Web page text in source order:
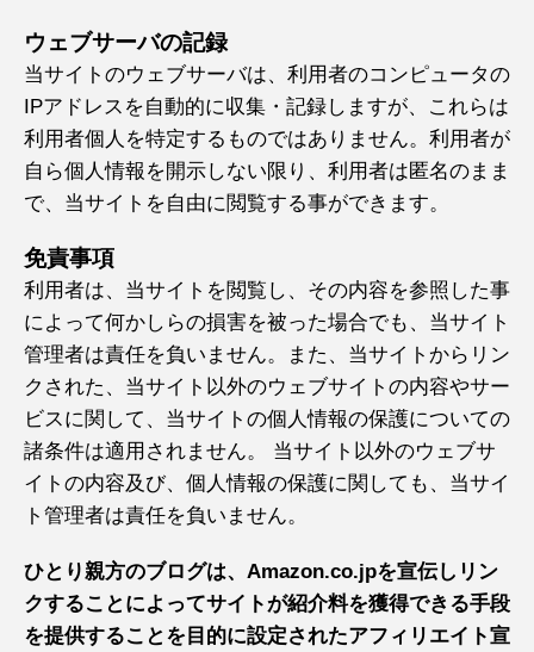
ウェブサーバの記録
当サイトのウェブサーバは、利用者のコンピュータの
IPアドレスを自動的に収集・記録しますが、これらは
利用者個人を特定するものではありません。利用者が
自ら個人情報を開示しない限り、利用者は匿名のまま
で、当サイトを自由に閲覧する事ができます。
免責事項
利用者は、当サイトを閲覧し、その内容を参照した事
によって何かしらの損害を被った場合でも、当サイト
管理者は責任を負いません。また、当サイトからリン
クされた、当サイト以外のウェブサイトの内容やサー
ビスに関して、当サイトの個人情報の保護についての
諸条件は適用されません。 当サイト以外のウェブサ
イトの内容及び、個人情報の保護に関しても、当サイ
ト管理者は責任を負いません。
ひとり親方のブログは、Amazon.co.jpを宣伝しリン
クすることによってサイトが紹介料を獲得できる手段
を提供することを目的に設定されたアフィリエイト宣